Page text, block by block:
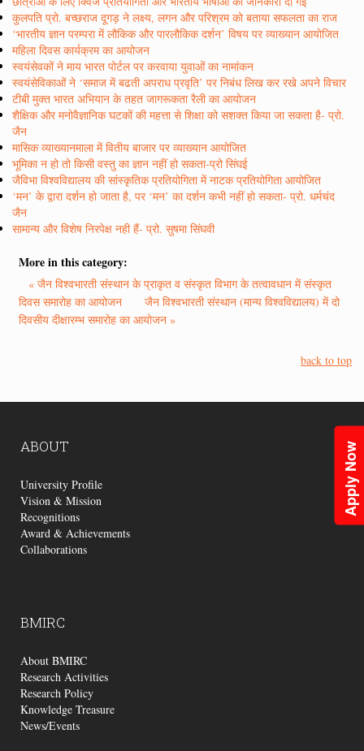
Apply Now
कुलपति प्रो. बच्छराज दूगड़ ने लक्ष्य, लगन और परिश्रम को बताया सफलता का राज
‘भारतीय ज्ञान परम्परा में लौकिक और पारलौकिक दर्शन’ विषय पर व्याख्यान आयोजित
महिला दिवस कार्यक्रम का आयोजन
स्वयंसेवकों ने माय भारत पोर्टल पर करवाया युवाओं का नामांकन
स्वयंसेविकाओं ने ‘समाज में बढती अपराध प्रवृति’ पर निबंध लिख कर रखे अपने विचार
टीबी मुक्त भारत अभियान के तहत जागरूकता रैली का आयोजन
शैक्षिक और मनोवैज्ञानिक घटकों की महत्ता से शिक्षा को सशक्त किया जा सकता है- प्रो.
जैन
मासिक व्याख्यानमाला में वितीय बाजार पर व्याख्यान आयोजित
भूमिका न हो तो किसी वस्तु का ज्ञान नहीं हो सकता-प्रो सिंघई
जैविभा विश्वविद्यालय की सांस्कृतिक प्रतियोगिता में नाटक प्रतियोगिता आयोजित
‘मन’ के द्वारा दर्शन हो जाता है, पर ‘मन’ का दर्शन कभी नहीं हो सकता- प्रो. धर्मचंद
जैन
सामान्य और विशेष निरपेक्ष नही हैं- प्रो. सुषमा सिंघवी
More in this category:
« जैन विश्वभारती संस्थान के प्राकृत व संस्कृत विभाग के तत्वावधान में संस्कृत
दिवस समारोह का आयोजन
जैन विश्वभारती संस्थान (मान्य विश्वविद्यालय) में दो
दिवसीय दीक्षारम्भ समारोह का आयोजन »
back to top
ABOUT
University Profile
Vision & Mission
Recognitions
Award & Achievements
Collaborations
BMIRC
About BMIRC
Research Activities
Research Policy
Knowledge Treasure
News/Events